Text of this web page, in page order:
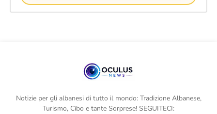
Notizie per gli albanesi di tutto il mondo: Tradizione Albanese,
Turismo, Cibo e tante Sorprese! SEGUITECI: